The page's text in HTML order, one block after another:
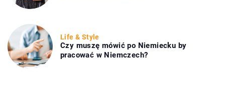
Life & Style
Czy muszę mówić po Niemiecku by
pracować w Niemczech?